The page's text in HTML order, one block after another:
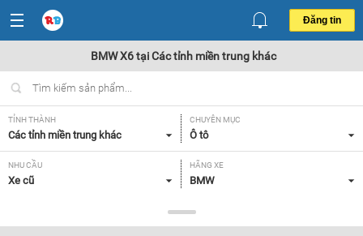
Đăng tin
BMW X6 tại Các tỉnh miền trung khác
TỈNH THÀNH
Các tỉnh miền trung khác
CHUYÊN MỤC
Ô tô
NHU CẦU
Xe cũ
HÃNG XE
BMW
X6
NĂM SẢN XUẤT
Tất cả